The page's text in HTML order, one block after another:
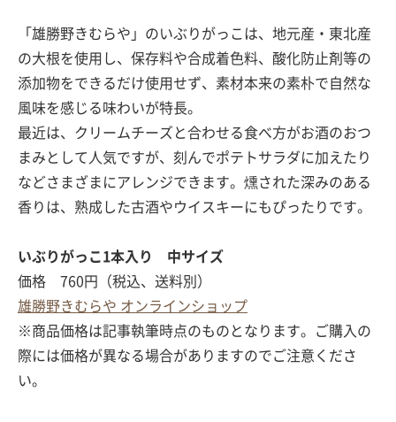
「雄勝野きむらや」のいぶりがっこは、地元産・東北産
の大根を使用し、保存料や合成着色料、酸化防止剤等の
添加物をできるだけ使用せず、素材本来の素朴で自然な
風味を感じる味わいが特長。
最近は、クリームチーズと合わせる食べ方がお酒のおつ
まみとして人気ですが、刻んでポテトサラダに加えたり
などさまざまにアレンジできます。燻された深みのある
香りは、熟成した古酒やウイスキーにもぴったりです。
いぶりがっこ1本入り 中サイズ
価格 760円（税込、送料別）
雄勝野きむらや オンラインショップ
※商品価格は記事執筆時点のものとなります。ご購入の
際には価格が異なる場合がありますのでご注意くださ
い。